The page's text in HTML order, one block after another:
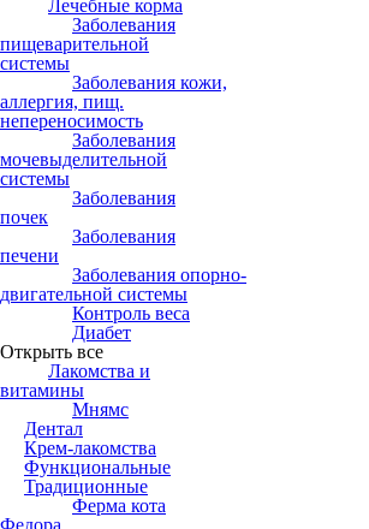
Лечебные корма
Заболевания
пищеварительной
системы
Заболевания кожи,
аллергия, пищ.
непереносимость
Заболевания
мочевыделительной
системы
Заболевания
почек
Заболевания
печени
Заболевания опорно-
двигательной системы
Контроль веса
Диабет
Открыть все
Лакомства и
витамины
Мнямс
Дентал
Крем-лакомства
Функциональные
Традиционные
Ферма кота
Федора